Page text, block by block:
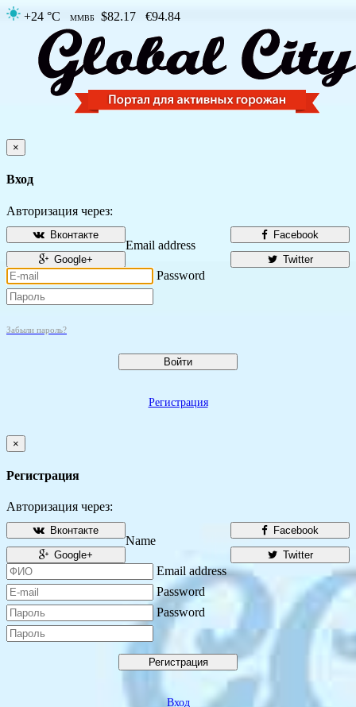
+24 °C ММВБ $82.17 €94.84
×
Вход
Авторизация через:
Facebook
Вконтакте
Twitter
Google+
Email address
Password
Забыли пароль?
Войти
Регистрация
×
Регистрация
Авторизация через:
Facebook
Вконтакте
Twitter
Google+
Name
Email address
Password
Password
Регистрация
Вход